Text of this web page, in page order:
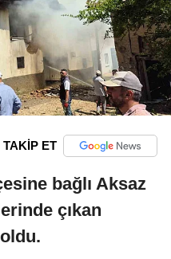
TAKİP ET
bağlı Aksaz
çıkan